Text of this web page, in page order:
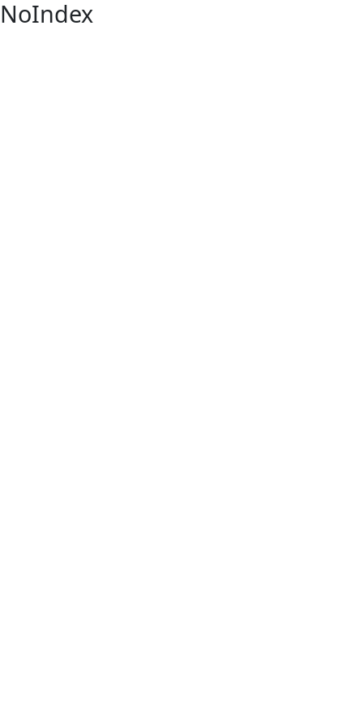
NoIndex